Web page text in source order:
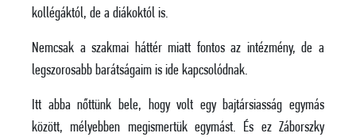
kollégáktól, de a diákoktól is.
Nemcsak a szakmai háttér miatt fontos az intézmény, de a
legszorosabb barátságaim is ide kapcsolódnak.
Itt abba nőttünk bele, hogy volt egy bajtársiasság egymás
között, mélyebben megismertük egymást. És ez Záborszky